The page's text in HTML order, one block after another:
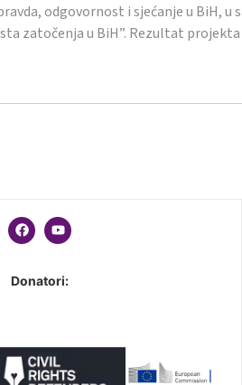
odgovornost i sjećanje u BiH,
zatočenja u BiH”. Rezultat
Donatori: